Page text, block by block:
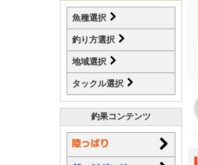
魚種選択
釣り方選択
地域選択
タックル選択
釣果コンテンツ